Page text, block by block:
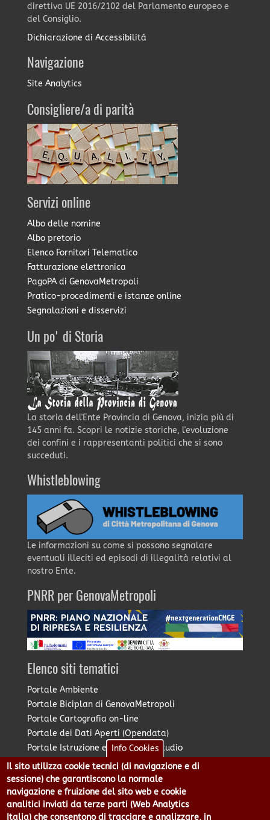
direttiva UE 2016/2102 del Parlamento europeo e
del Consiglio.
Dichiarazione di Accessibilità
Navigazione
Site Analytics
Consigliere/a di parità
Servizi online
Albo delle nomine
Albo pretorio
Elenco Fornitori Telematico
Fatturazione elettronica
PagoPA di GenovaMetropoli
Pratico-procedimenti e istanze online
Segnalazioni e disservizi
Un po' di Storia
La storia dell'Ente Provincia di Genova, inizia più di
145 anni fa. Scopri le notizie storiche, l'evoluzione
dei confini e i rappresentanti politici che si sono
succeduti.
Whistleblowing
Le informazioni su come si possono segnalare
eventuali illeciti ed episodi di illegalità relativi al
nostro Ente.
PNRR per GenovaMetropoli
Elenco siti tematici
Portale Ambiente
Portale Biciplan di GenovaMetropoli
Portale Cartografia on-line
Portale dei Dati Aperti (Opendata)
Portale Istruzione e Diritto allo Studio
Portale Marketing Territoriale
Portale Piano Strategico Metropolitano
Portale PUMS di GenovaMetropoli
Portale Stazione Unica Appaltante
Info Cookies
Il sito utilizza cookie tecnici (di navigazione e di
sessione) che garantiscono la normale
navigazione e fruizione del sito web e cookie
analitici inviati da terze parti (Web Analytics
Italia) che consentono di tracciare e analizzare, in